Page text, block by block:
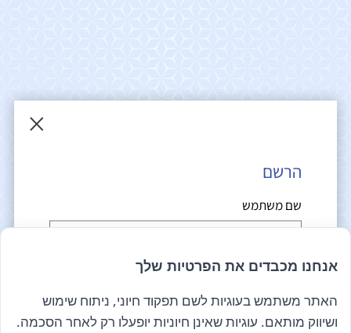
×
הרשם
שם משתמש
קראתי ואני מאשר/ת את
O verallstudio Design
//
Epicod Development
כל הזכויות שמורות אנה ויסטריך
אנחנו מכבדים את הפרטיות שלך
האתר משתמש בעוגיות לשם תפקוד חיוני, ניתוח שימוש
ושיווק מותאם. עוגיות שאינן חיוניות יופעלו רק לאחר הסכמה.